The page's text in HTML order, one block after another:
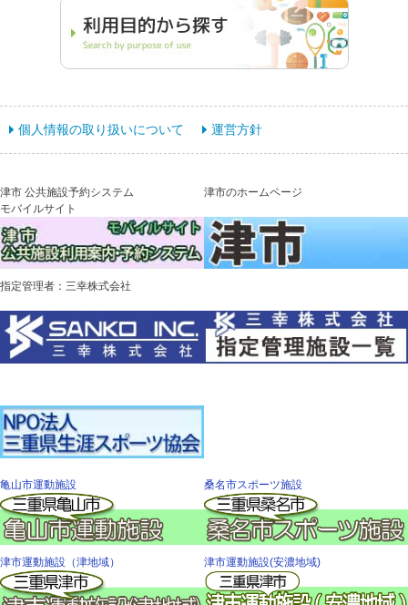
個人情報の取り扱いについて 運営方針
津市 公共施設予約システム
モバイルサイト
津市のホームページ
指定管理者：三幸株式会社